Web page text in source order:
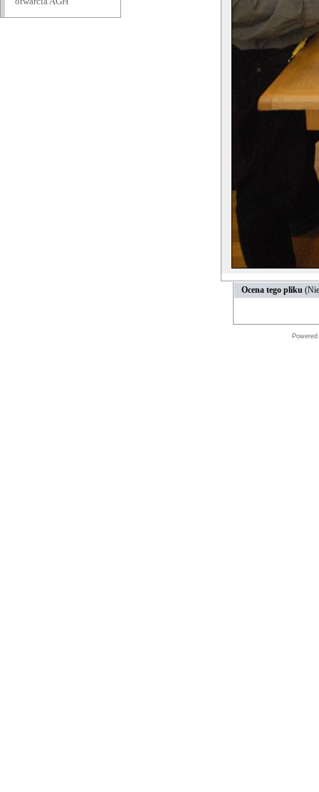
Ocena tego pliku